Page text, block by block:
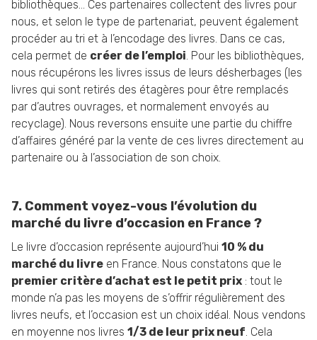
bibliothèques… Ces partenaires collectent des livres pour
nous, et selon le type de partenariat, peuvent également
procéder au tri et à l’encodage des livres. Dans ce cas,
cela permet de créer de l’emploi. Pour les bibliothèques,
nous récupérons les livres issus de leurs désherbages (les
livres qui sont retirés des étagères pour être remplacés
par d’autres ouvrages, et normalement envoyés au
recyclage). Nous reversons ensuite une partie du chiffre
d’affaires généré par la vente de ces livres directement au
partenaire ou à l’association de son choix.
7. Comment voyez-vous l’évolution du
marché du livre d’occasion en France ?
Le livre d’occasion représente aujourd’hui 10 % du
marché du livre en France. Nous constatons que le
premier critère d’achat est le petit prix : tout le
monde n’a pas les moyens de s’offrir régulièrement des
livres neufs, et l’occasion est un choix idéal. Nous vendons
en moyenne nos livres 1/3 de leur prix neuf. Cela